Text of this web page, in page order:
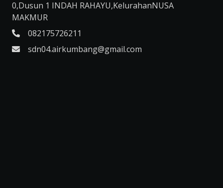
0,Dusun 1 INDAH RAHAYU,KelurahanNUSA
MAKMUR
082175726211
sdn04.airkumbang@gmail.com